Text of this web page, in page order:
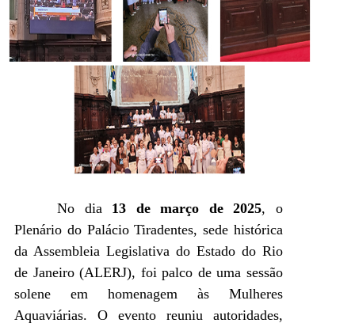
No dia 13 de março de 2025, o
Plenário do Palácio Tiradentes, sede histórica
da Assembleia Legislativa do Estado do Rio
de Janeiro (ALERJ), foi palco de uma sessão
solene em homenagem às Mulheres
Aquaviárias. O evento reuniu autoridades,